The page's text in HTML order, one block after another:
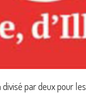
par deux pour